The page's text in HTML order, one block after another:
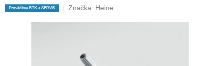
Provádíme BTK a SERVIS Značka: Heine